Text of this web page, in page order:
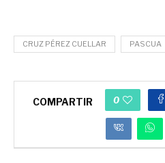
CRUZ PÉREZ CUELLAR PASCUA
COMPARTIR 0